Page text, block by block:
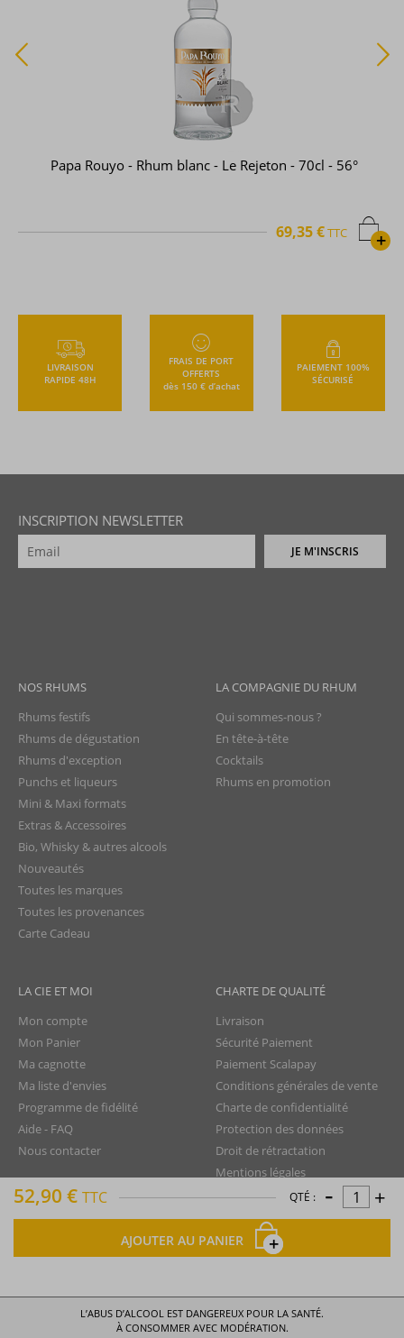
52,90 € TTC QTÉ : - +
AJOUTER AU PANIER
Papa Rouyo - Rhum blanc - Le Rejeton - 70cl - 56°
+
69,35 €TTC
LIVRAISON
RAPIDE 48H
FRAIS DE PORT
OFFERTS
dès 150 € d’achat
PAIEMENT 100%
SÉCURISÉ
INSCRIPTION NEWSLETTER
JE M'INSCRIS
NOS RHUMS
Rhums festifs
Rhums de dégustation
Rhums d'exception
Punchs et liqueurs
Mini & Maxi formats
Extras & Accessoires
Bio, Whisky & autres alcools
Nouveautés
Toutes les marques
Toutes les provenances
Carte Cadeau
LA COMPAGNIE DU RHUM
Qui sommes-nous ?
En tête-à-tête
Cocktails
Rhums en promotion
LA CIE ET MOI
Mon compte
Mon Panier
Ma cagnotte
Ma liste d'envies
Programme de fidélité
Aide - FAQ
Nous contacter
CHARTE DE QUALITÉ
Livraison
Sécurité Paiement
Paiement Scalapay
Conditions générales de vente
Charte de confidentialité
Protection des données
Droit de rétractation
Mentions légales
Plan du site
L’ABUS D’ALCOOL EST DANGEREUX POUR LA SANTÉ.
À CONSOMMER AVEC MODÉRATION.